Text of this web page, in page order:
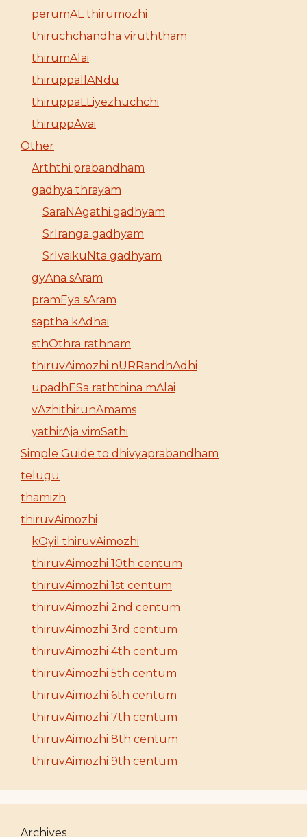
perumAL thirumozhi
thiruchchandha viruththam
thirumAlai
thiruppallANdu
thiruppaLLiyezhuchchi
thiruppAvai
Other
Arththi prabandham
gadhya thrayam
SaraNAgathi gadhyam
SrIranga gadhyam
SrIvaikuNta gadhyam
gyAna sAram
pramEya sAram
saptha kAdhai
sthOthra rathnam
thiruvAimozhi nURRandhAdhi
upadhESa raththina mAlai
vAzhithirunAmams
yathirAja vimSathi
Simple Guide to dhivyaprabandham
telugu
thamizh
thiruvAimozhi
kOyil thiruvAimozhi
thiruvAimozhi 10th centum
thiruvAimozhi 1st centum
thiruvAimozhi 2nd centum
thiruvAimozhi 3rd centum
thiruvAimozhi 4th centum
thiruvAimozhi 5th centum
thiruvAimozhi 6th centum
thiruvAimozhi 7th centum
thiruvAimozhi 8th centum
thiruvAimozhi 9th centum
Archives